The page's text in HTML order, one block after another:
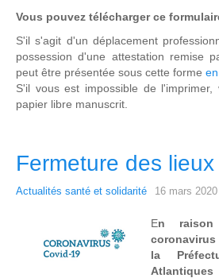
Vous pouvez télécharger ce
S'il s'agit d'un déplacement
possession d'une attestation remise
peut être présentée sous cette forme
S'il vous est impossible de
papier libre manuscrit.
Fermeture des
Actualités santé et solidarité 16 mars 2020
En
la